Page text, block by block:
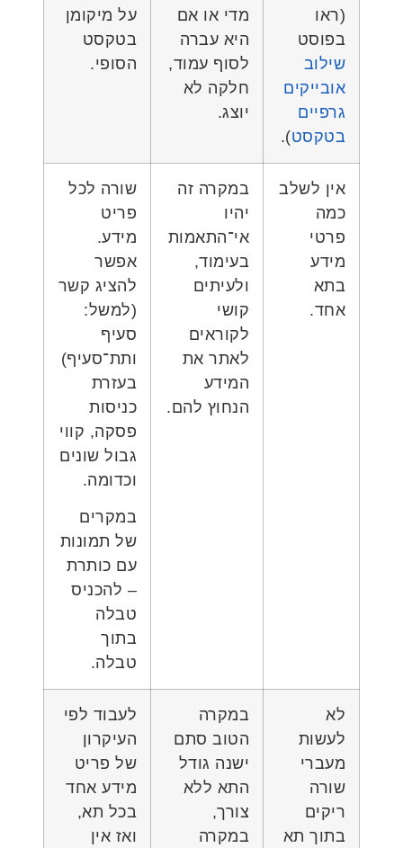
(ראו
בפוסט
שילוב
אובייקים
גרפיים
בטקסט).
מדי או אם
היא עברה
לסוף עמוד,
חלקה לא
יוצג.
על מיקומן
בטקסט
הסופי.
אין לשלב
כמה
פרטי
מידע
בתא
אחד.
במקרה זה
יהיו
אי־התאמות
בעימוד,
ולעיתים
קושי
לקוראים
לאתר את
המידע
הנחוץ להם.
שורה לכל
פריט
מידע.
אפשר
להציג קשר
(למשל:
סעיף
ותת־סעיף)
בעזרת
כניסות
פסקה, קווי
גבול שונים
וכדומה.
במקרים
של תמונות
עם כותרת
– להכניס
טבלה
בתוך
טבלה.
לא
לעשות
מעברי
שורה
ריקים
בתוך תא
במקרה
הטוב סתם
ישנה גודל
התא ללא
צורך,
במקרה
לעבוד לפי
העיקרון
של פריט
מידע אחד
בכל תא,
ואז אין